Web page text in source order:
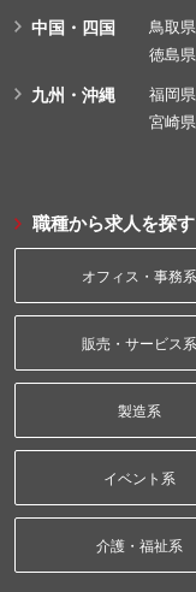
中国・四国 鳥取県
徳島県
九州・沖縄 福岡県
宮崎県
職種から求人を探す
オフィス・事務系
販売・サービス系
製造系
イベント系
介護・福祉系